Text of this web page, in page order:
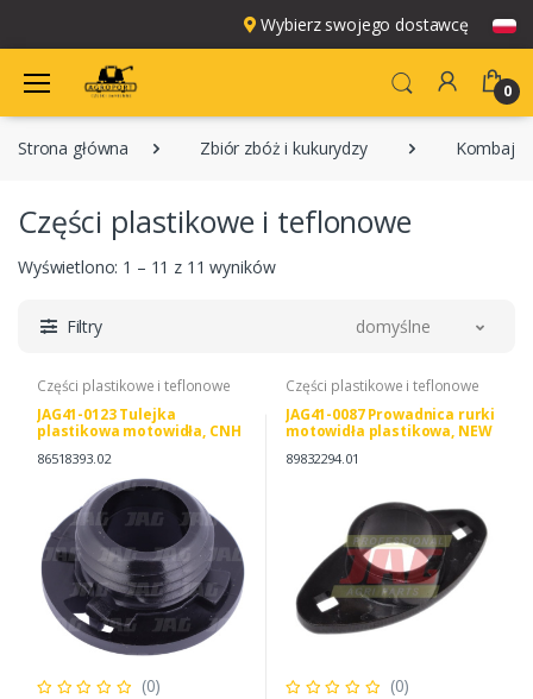
Wybierz swojego dostawcę
0
Strona główna Zbiór zbóż i kukurydzy
Części plastikowe i teflonowe
Wyświetlono: 1 – 11 z 11 wyników
Filtry domyślne
Części plastikowe i teflonowe
JAG41-0123 Tulejka
plastikowa motowidła, CNH
86518393.02
(0)
Części plastikowe i teflonowe
JAG41-0087 Prowadnica rurki
motowidła plastikowa, NEW
89832294.01
(0)